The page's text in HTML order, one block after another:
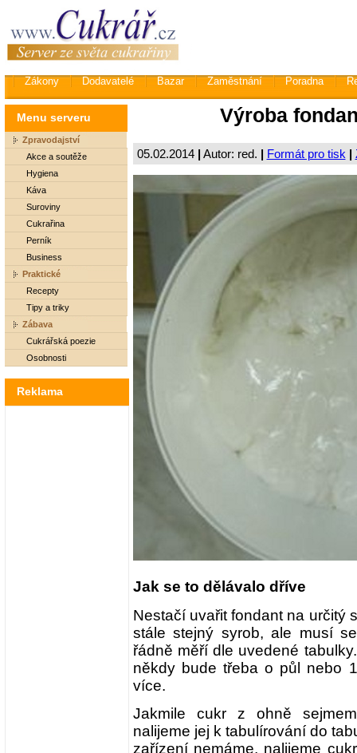
Zákony Dodavatelé Bazar Zaměstnání Poradna
Menu serveru
Zpravodajství
Akce a soutěže
Hygiena
Káva
Suroviny
Cukrařina
Perník
Business
Praktické
Recepty
Tipy a triky
Zábava
Cukrářská poezie
Osobnosti
Reklama
Výroba
05.02.2014 | Autor: red. | Formát pro tisk |
Jak se to dělávalo dříve
Nestačí uvařit fondant na určitý
stále stejný syrob, ale musí
řádně měří dle uvedené
někdy bude třeba o půl nebo
více.
Jakmile cukr z ohně
nalijeme jej k tabulírování do
zařízení nemáme, nalijeme